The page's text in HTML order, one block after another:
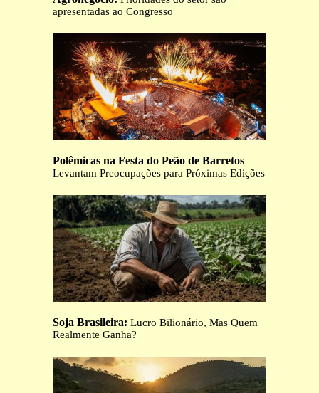
apresentadas ao Congresso
Polêmicas na Festa do Peão de Barretos
Levantam Preocupações para Próximas Edições
Soja Brasileira: Lucro Bilionário, Mas Quem
Realmente Ganha?